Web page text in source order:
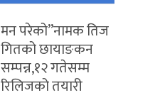
मन परेको”नामक तिज
गितको छायाङकन
सम्पन्न,१२ गतेसम्म
रिलिजको तयारी